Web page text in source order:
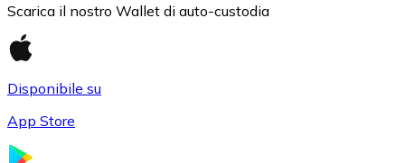
Scarica il nostro Wallet di auto-custodia
Disponibile su
App Store